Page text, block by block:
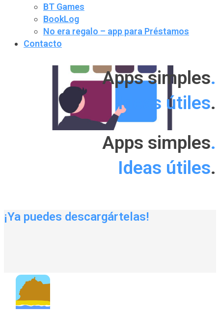
BT Games
BookLog
No era regalo – app para Préstamos
Contacto
Apps simples.
Ideas útiles.
Apps simples.
Ideas útiles.
¡Ya puedes descargártelas!